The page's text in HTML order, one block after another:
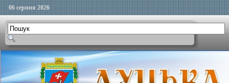
06 серпня 2026